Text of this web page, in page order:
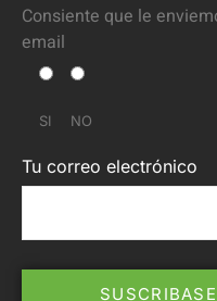
Consiente que le
email
SI NO
Tu correo electrónico